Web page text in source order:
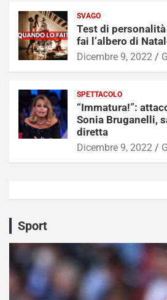
SVAGO
Test di
fai l’albero di
Dicembre 9, 2022
SPETTACOLO
“Immatura!”:
Sonia Bruganelli,
diretta
Dicembre 9, 2022
Sport